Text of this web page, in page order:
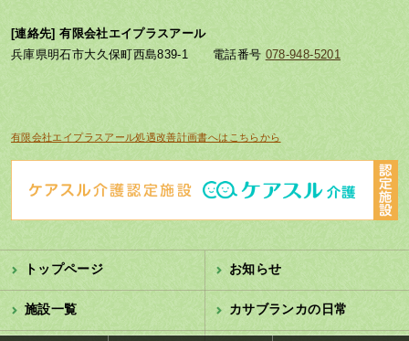
[連絡先] 有限会社エイプラスアール
兵庫県明石市大久保町西島839-1 電話番号 078-948-5201
有限会社エイプラスアール処遇改善計画書へはこちらから
トップページ
施設一覧
お知らせ
カサブランカの日常